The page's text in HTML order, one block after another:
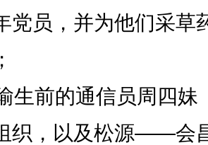
党员，并为他们采草
生前的通信员周四妹
织，以及松源——